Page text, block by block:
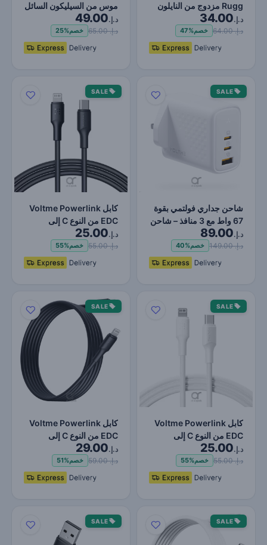
Rugg مزدوج من النايلون
من النوع C إلى Ligh…
د.إ.34.00
د.إ. 64.00 خصم47%
موس من السيليكون السائل
Type-C إلى لايتنينج…
د.إ.49.00
د.إ. 65.00 خصم25%
SALE
شاحن جداري فولتمي بقوة
67 واط مع 3 منافذ – شاحن
سريع لأجهزة ماك…
د.إ.89.00
د.إ. 149.00 خصم40%
SALE
كابل Voltme Powerlink
EDC من النوع C إلى
Lightning - شحن فائق
ال…
د.إ.25.00
د.إ. 55.00 خصم55%
SALE
كابل Voltme Powerlink
EDC من النوع C إلى
Lightning - شحن فائق
ال…
د.إ.25.00
د.إ. 55.00 خصم55%
SALE
كابل Voltme Powerlink
EDC من النوع C إلى
Lightning - شحن فائق
ال…
د.إ.29.00
د.إ. 59.00 خصم51%
SALE
SALE